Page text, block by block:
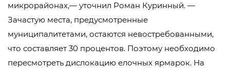
микрорайонах,— уточнил Роман Куринный. —
Зачастую места, предусмотренные
муниципалитетами, остаются невостребованными,
что составляет 30 процентов. Поэтому необходимо
пересмотреть дислокацию елочных ярмарок. На